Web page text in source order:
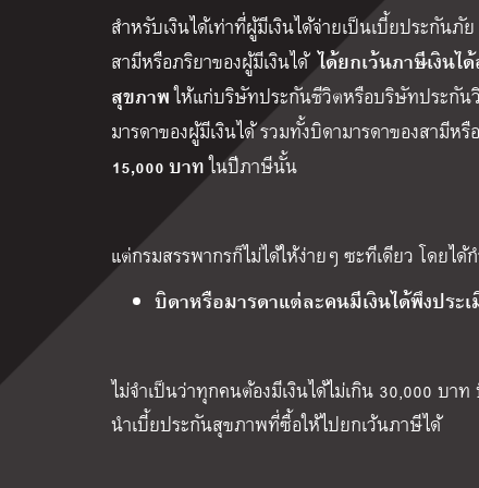
สำหรับเงินได้เท่าที่ผู้มีเงินได้จ่ายเป็นเบี้ยประกัน
สามีหรือภริยาของผู้มีเงินได้ ได้ยกเว้นภาษีเงินไ
สุขภาพให้แก่บริษัทประกันชีวิตหรือบริษัทประกัน
มารดาของผู้มีเงินได้ รวมทั้งบิดามารดาของสามีห
15,000 บาทในปีภาษีนั้น
แต่กรมสรรพากรก็ไม่ได้ให้ง่ายๆ ซะทีเดียว โดยไ
บิดาหรือมารดาแต่ละคนมีเงินได้พึงประ
ไม่จำเป็นว่าทุกคนต้องมีเงินได้ไม่เกิน 30,000 บ
นำเบี้ยประกันสุขภาพที่ซื้อให้ไปยกเว้นภาษีได้